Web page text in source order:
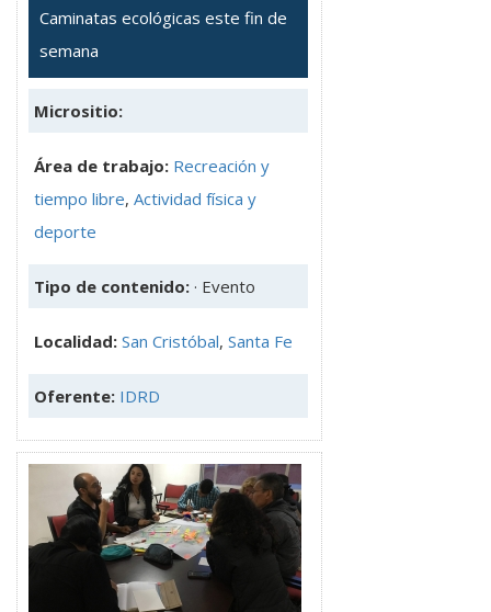
Caminatas ecológicas este fin de
semana
Micrositio:
Área de trabajo: Recreación y
tiempo libre, Actividad física y
deporte
Tipo de contenido: · Evento
Localidad: San Cristóbal, Santa Fe
Oferente: IDRD